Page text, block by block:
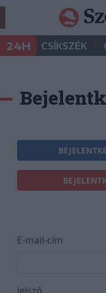
24H CSÍKSZÉK •
E-mail-cím